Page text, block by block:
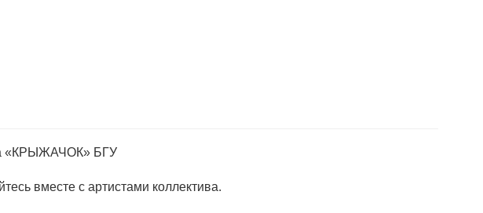
«КРЫЖАЧОК» БГУ
вместе с артистами коллектива.